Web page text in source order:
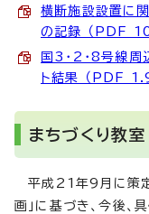
横断施設設置に
の記録 （PDF
国3・2・8号線周
ト結果 （PDF
まちづくり教室
平成21年9月に策定
画」に基づき、今後、